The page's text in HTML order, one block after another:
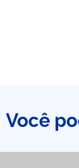
Você